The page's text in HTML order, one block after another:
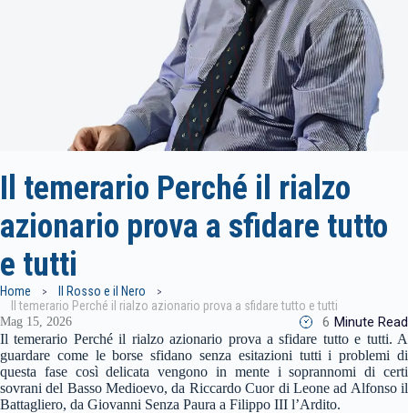
Il temerario Perché il rialzo
azionario prova a sfidare tutto
e tutti
Home
Il Rosso e il Nero
Il temerario Perché il rialzo azionario prova a sfidare tutto e tutti
Mag 15, 2026 6 Minute Read
Il temerario Perché il rialzo azionario prova a sfidare tutto e tutti. A
guardare come le borse sfidano senza esitazioni tutti i problemi di
questa fase così delicata vengono in mente i soprannomi di certi
sovrani del Basso Medioevo, da Riccardo Cuor di Leone ad Alfonso il
Battagliero, da Giovanni Senza Paura a Filippo III l’Ardito.